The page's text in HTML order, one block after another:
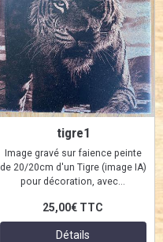
tigre1
Image gravé sur faience peinte
de 20/20cm d'un Tigre (image IA)
pour décoration, avec...
25,00€ TTC
Détails